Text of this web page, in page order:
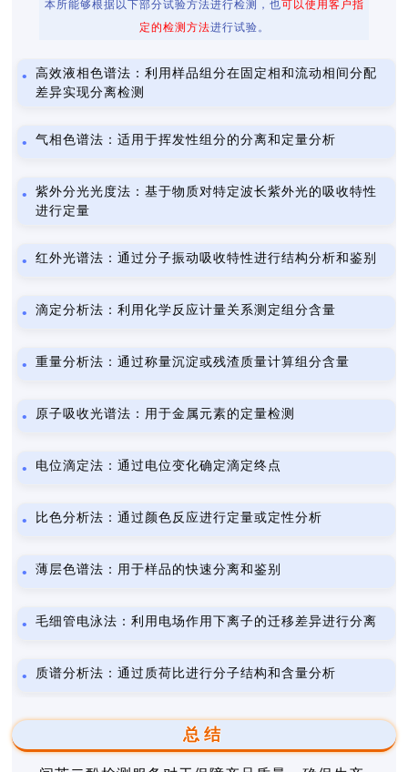
本所能够根据以下部分试验方法进行检测，也可以使用客户指
定的检测方法进行试验。
高效液相色谱法：利用样品组分在固定相和流动相间分配
差异实现分离检测
气相色谱法：适用于挥发性组分的分离和定量分析
紫外分光光度法：基于物质对特定波长紫外光的吸收特性
进行定量
红外光谱法：通过分子振动吸收特性进行结构分析和鉴别
滴定分析法：利用化学反应计量关系测定组分含量
重量分析法：通过称量沉淀或残渣质量计算组分含量
原子吸收光谱法：用于金属元素的定量检测
电位滴定法：通过电位变化确定滴定终点
比色分析法：通过颜色反应进行定量或定性分析
薄层色谱法：用于样品的快速分离和鉴别
毛细管电泳法：利用电场作用下离子的迁移差异进行分离
质谱分析法：通过质荷比进行分子结构和含量分析
总结